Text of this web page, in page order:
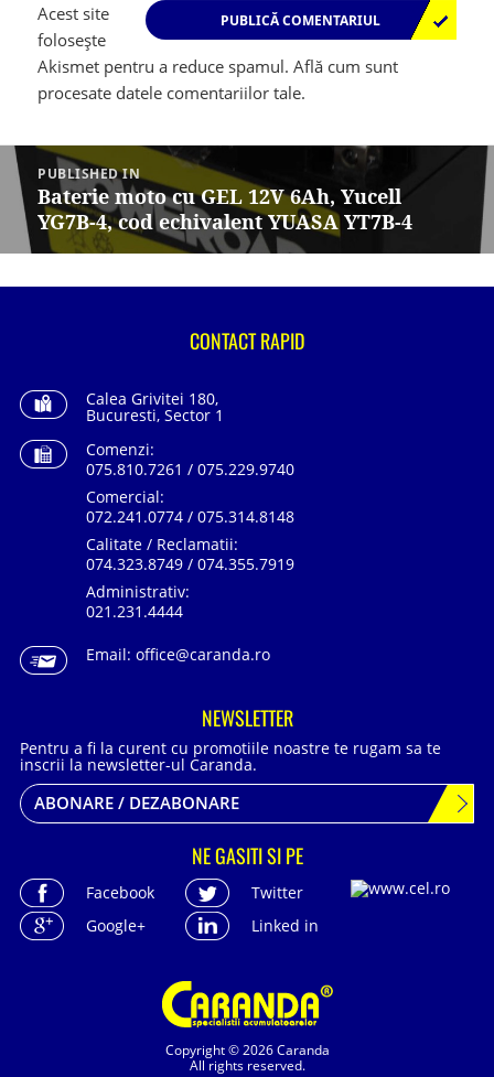
Acest site
folosește
Akismet pentru a reduce spamul.Află cum sunt
procesate datele comentariilor tale.
Navigare
articole
PUBLISHED IN
Baterie moto cu GEL 12V 6Ah, Yucell
YG7B-4, cod echivalent YUASA YT7B-4
Copyright © 2026 Caranda
All rights reserved.
CONTACT RAPID
Calea Grivitei 180,
Bucuresti, Sector 1
Comenzi:
075.810.7261 / 075.229.9740
Comercial:
072.241.0774 / 075.314.8148
Calitate / Reclamatii:
074.323.8749 / 074.355.7919
Administrativ:
021.231.4444
Email: office@caranda.ro
NEWSLETTER
Pentru a fi la curent cu promotiile noastre te rugam sa te
inscrii la newsletter-ul Caranda.
ABONARE / DEZABONARE
NE GASITI SI PE
Facebook
Twitter
Google+
Linked in